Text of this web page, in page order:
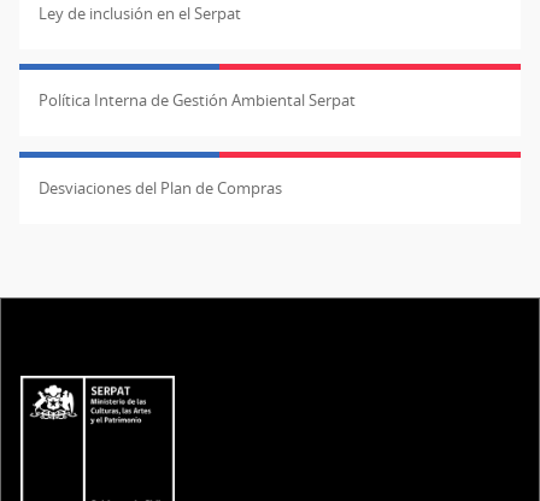
Ley de inclusión en el Serpat
Política Interna de Gestión Ambiental Serpat
Desviaciones del Plan de Compras